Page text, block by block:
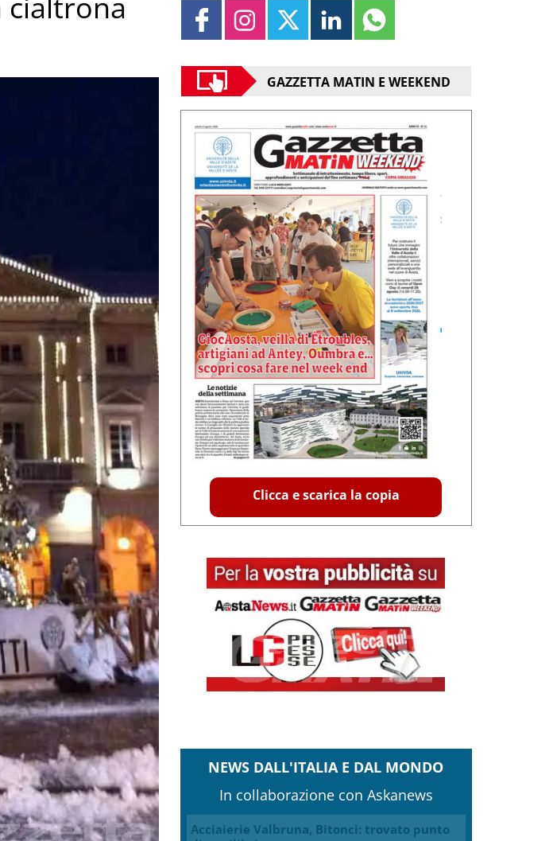
GAZZETTA MATIN E WEEKEND
Clicca e scarica la copia
NEWS DALL'ITALIA E DAL MONDO
In collaborazione con Askanews
Acciaierie Valbruna, Bitonci: trovato punto